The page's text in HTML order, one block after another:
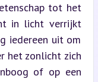
tot het
in licht verrijkt
iedereen uit om
het zonlicht zich
of op een